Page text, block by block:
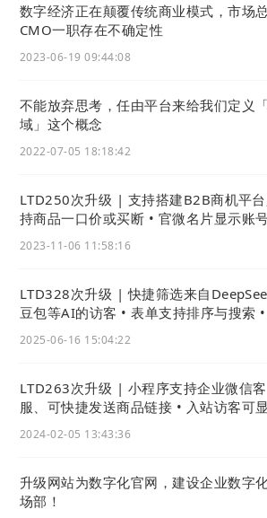
“考虑到数字化官网初次搭建之
头企业的发展，
的内容也需
便能自主更新。 ”
#营销内容的高效生成和有效管理
在LTD提供的营销增长“黑武器
提供了对图文文章、视频、图册
容类型的支持，同时可以进行包
的添加与编辑。与此同时，营销
更上一层——
AI自动生成。
内容创作体系不
道的用户偏好自动产出上述所有
容，更能系统性的增强
在搜
准识别预设关键词，生成关键词
网站 的相关页面，增强
在搜
数字经济正在颠覆传统商业模式，市场
CMO一职存在不确定性
2023-06-19 09:44:08
不能放弃思考，任由平台来给我们定义
域」这个概念
2022-07-05 18:18:42
LTD250次升级 | 支持搭建B2B商机平
持商品一口价或买断 • 官微名片显示账
2023-11-06 11:58:16
LTD328次升级 | 快捷筛选来自
豆包等AI的访客 • 表单支持排序与搜索 •
2025-06-16 15:04:22
LTD263次升级 | 小程序支持企业微信客
服、可快捷发送商品链接 • 入站访客可
2024-02-05 13:43:36
升级网站为数字化官网，建设企业数字
场部！